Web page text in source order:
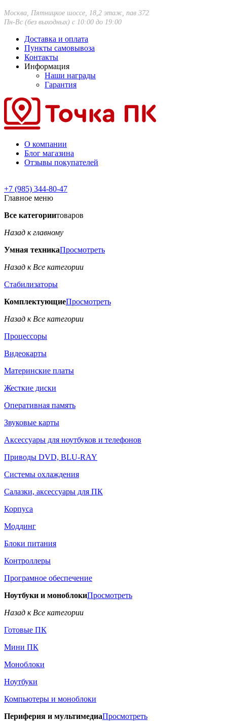
Москва, Пятницкое шоссе, 18,2 этаж, пав 372
Пн-Вс (без выходных) с 10:00 до 19:00
Доставка и оплата
Пункты самовывоза
Контакты
Информация
Наши награды
Гарантия
О компании
Блог магазина
Отзывы покупателей
+7 (985) 344-80-47
Главное меню
Все категориитоваров
Назад к главному
Умная техникаПросмотреть
Назад к Все категории
Стабилизаторы
КомплектующиеПросмотреть
Назад к Все категории
Процессоры
Видеокарты
Материнские платы
Жесткие диски
Оперативная память
Звуковые карты
Аксессуары для ноутбуков и телефонов
Приводы DVD, BLU-RAY
Системы охлаждения
Салазки, аксессуары для ПК
Корпуса
Моддинг
Блоки питания
Контроллеры
Програмное обеспечение
Ноутбуки и моноблокиПросмотреть
Назад к Все категории
Готовые ПК
Мини ПК
Моноблоки
Ноутбуки
Компьютеры и моноблоки
Периферия и мультимедиаПросмотреть